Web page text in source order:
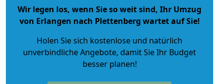
Wir legen los, wenn Sie so weit sind, Ihr Umzug
von Erlangen nach Plettenberg wartet auf Sie!
Holen Sie sich kostenlose und natürlich
unverbindliche Angebote, damit Sie Ihr Budget
besser planen!